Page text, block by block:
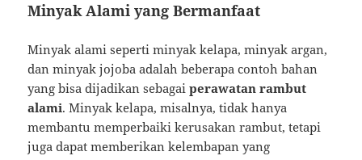
Minyak Alami yang Bermanfaat
Minyak alami seperti minyak kelapa, minyak argan,
dan minyak jojoba adalah beberapa contoh bahan
yang bisa dijadikan sebagaiperawatan rambut
alami. Minyak kelapa, misalnya, tidak hanya
membantu memperbaiki kerusakan rambut, tetapi
juga dapat memberikan kelembapan yang